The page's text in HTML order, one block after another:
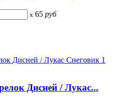
x 65 руб
Дисней / Лукас...